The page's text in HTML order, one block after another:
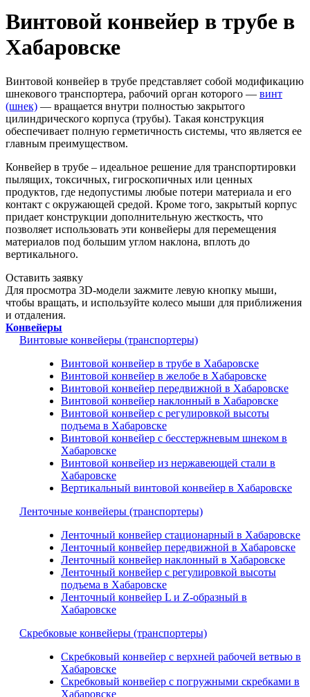
Винтовой конвейер в трубе в
Хабаровске
Винтовой конвейер в трубе представляет собой модификацию
шнекового транспортера, рабочий орган которого — винт
(шнек) — вращается внутри полностью закрытого
цилиндрического корпуса (трубы). Такая конструкция
обеспечивает полную герметичность системы, что является ее
главным преимуществом.
Конвейер в трубе – идеальное решение для транспортировки
пылящих, токсичных, гигроскопичных или ценных
продуктов, где недопустимы любые потери материала и его
контакт с окружающей средой. Кроме того, закрытый корпус
придает конструкции дополнительную жесткость, что
позволяет использовать эти конвейеры для перемещения
материалов под большим углом наклона, вплоть до
вертикального.
Оставить заявку
Для просмотра 3D-модели зажмите левую кнопку мыши,
чтобы вращать, и используйте колесо мыши для приближения
и отдаления.
Конвейеры
Винтовые конвейеры (транспортеры)
Винтовой конвейер в трубе в Хабаровске
Винтовой конвейер в желобе в Хабаровске
Винтовой конвейер передвижной в Хабаровске
Винтовой конвейер наклонный в Хабаровске
Винтовой конвейер с регулировкой высоты
подъема в Хабаровске
Винтовой конвейер с бесстержневым шнеком в
Хабаровске
Винтовой конвейер из нержавеющей стали в
Хабаровске
Вертикальный винтовой конвейер в Хабаровске
Ленточные конвейеры (транспортеры)
Ленточный конвейер стационарный в Хабаровске
Ленточный конвейер передвижной в Хабаровске
Ленточный конвейер наклонный в Хабаровске
Ленточный конвейер с регулировкой высоты
подъема в Хабаровске
Ленточный конвейер L и Z-образный в
Хабаровске
Скребковые конвейеры (транспортеры)
Скребковый конвейер с верхней рабочей ветвью в
Хабаровске
Скребковый конвейер с погружными скребками в
Хабаровске